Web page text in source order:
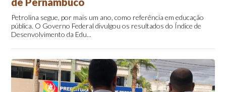
Petrolina segue, por mais um ano, como referência em educação
pública. O Governo Federal divulgou os resultados do Índice de
Desenvolvimento da Edu...